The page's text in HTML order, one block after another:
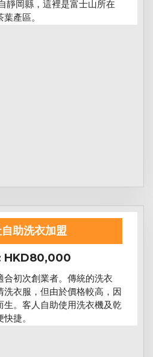
靜岡縣，這裡是富士山所在
產區。
助洗衣加盟
HKD80,000
合初次創業者。傳統的洗衣
洗衣服，但由於價格較高，因
生。客人自助使用洗衣機及乾
捷。